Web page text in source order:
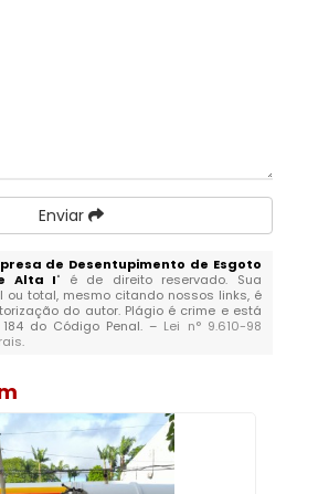
Enviar
de Desentupimento de Esgoto
Alta I" é de direito reservado. Sua
ou total, mesmo citando nossos links, é
do autor. Plágio é crime e está
do Código Penal. – Lei n° 9.610-98
.